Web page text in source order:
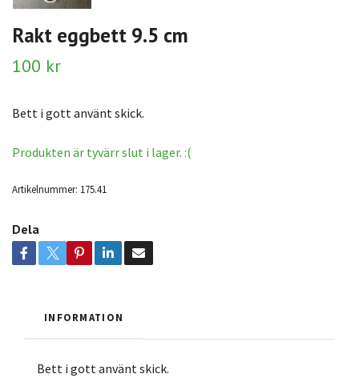
Rakt eggbett 9.5 cm
100 kr
Bett i gott använt skick.
Produkten är tyvärr slut i lager. :(
Artikelnummer: 175.41
Dela
INFORMATION
Bett i gott använt skick.